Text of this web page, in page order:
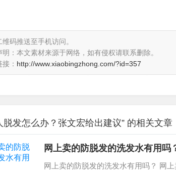
码推送至手机访问。
明：本文素材来源于网络，如有侵权请联系删除。
： http://www.xiaobingzhong.com/?id=357
脱发怎么办？张文宏给出建议” 的相关文章
网上卖的防脱发的洗发水有用吗
网上卖的防脱发的洗发水有用吗？ 网